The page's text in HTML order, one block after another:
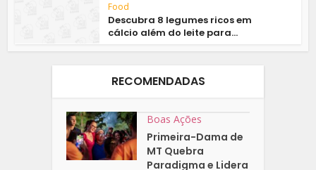
Food
Descubra 8 legumes ricos em
cálcio além do leite para...
RECOMENDADAS
Boas Ações
Primeira-Dama de
MT Quebra
Paradigma e Lidera